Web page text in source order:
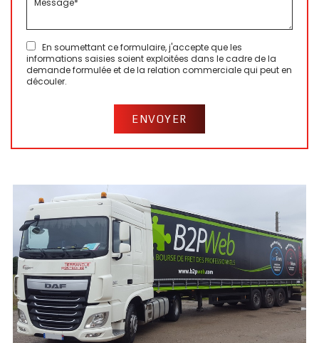
En soumettant ce formulaire, j'accepte que les
informations saisies soient exploitées dans le cadre de la
demande formulée et de la relation commerciale qui peut en
découler.